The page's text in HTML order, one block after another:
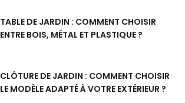
TABLE DE JARDIN : COMMENT CHOISIR
ENTRE BOIS, MÉTAL ET PLASTIQUE ?
CLÔTURE DE JARDIN : COMMENT CHOISIR
LE MODÈLE ADAPTÉ À VOTRE EXTÉRIEUR ?